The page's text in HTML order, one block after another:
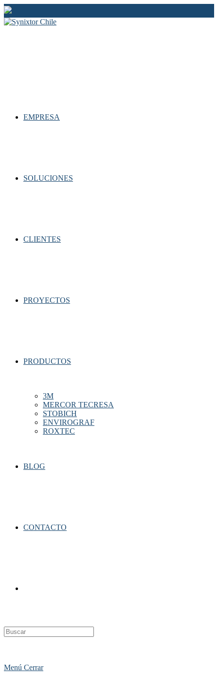
Ir
al
contenido
EMPRESA
SOLUCIONES
CLIENTES
PROYECTOS
PRODUCTOS
3M
MERCOR TECRESA
STOBICH
ENVIROGRAF
ROXTEC
BLOG
CONTACTO
Menú Cerrar